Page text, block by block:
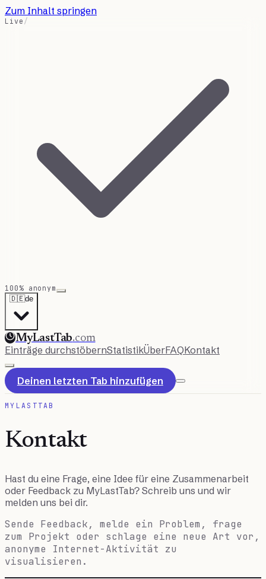
Zum Inhalt springen
Live /
100% anonym
🇩🇪de
MyLastTab.com
Einträge durchstöbernStatistikÜberFAQKontakt
Deinen letzten Tab hinzufügen
MYLASTTAB
Kontakt
Hast du eine Frage, eine Idee für eine Zusammenarbeit
oder Feedback zu MyLastTab? Schreib uns und wir
melden uns bei dir.
Sende Feedback, melde ein Problem, frage
zum Projekt oder schlage eine neue Art vor,
anonyme Internet-Aktivität zu
visualisieren.